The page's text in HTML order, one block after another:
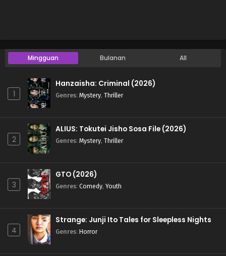
Mingguan Bulanan All
1
Hanzaisha: Criminal (2026)
Genres: Mystery, Thriller
2
ALIUS: Tokutei Jisho Sosa File (2026)
Genres: Mystery, Thriller
3
GTO (2026)
Genres: Comedy, Youth
4
Strange: Junji Ito Tales for Sleepless Nights
Genres: Horror